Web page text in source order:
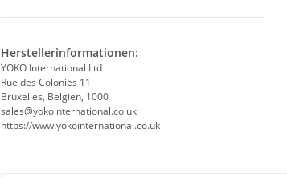
Herstellerinformationen:
YOKO International Ltd
Rue des Colonies 11
Bruxelles, Belgien, 1000
sales@yokointernational.co.uk
https://www.yokointernational.co.uk